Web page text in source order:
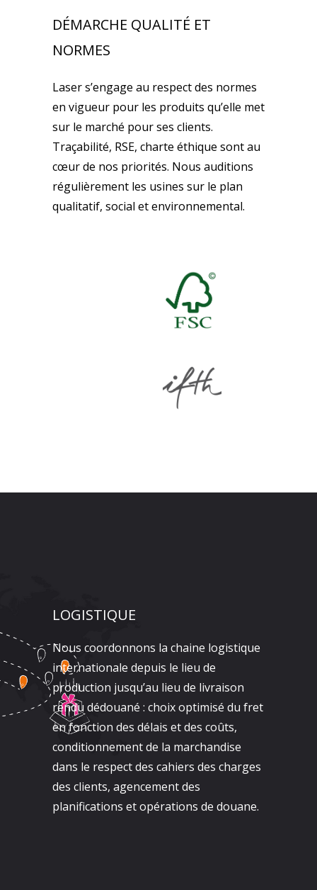
DÉMARCHE QUALITÉ ET
NORMES
Laser s’engage au respect des normes
en vigueur pour les produits qu’elle met
sur le marché pour ses clients.
Traçabilité, RSE, charte éthique sont au
cœur de nos priorités. Nous auditions
régulièrement les usines sur le plan
qualitatif, social et environnemental.
LOGISTIQUE
Nous coordonnons la chaine logistique
internationale depuis le lieu de
production jusqu’au lieu de livraison
rendu dédouané : choix optimisé du fret
en fonction des délais et des coûts,
conditionnement de la marchandise
dans le respect des cahiers des charges
des clients, agencement des
planifications et opérations de douane.